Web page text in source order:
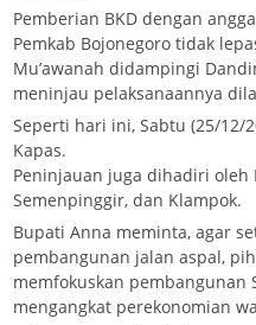
Pemberian BKD dengan
Pemkab Bojonegoro tidak
Mu’awanah didampingi
meninjau pelaksanaannya
Seperti hari ini, Sabtu (25/12/
Kapas.
Peninjauan juga dihadiri oleh
Semenpinggir, dan Klampok.
Bupati Anna meminta, agar
pembangunan jalan aspal,
memfokuskan pembangunan
mengangkat perekonomian